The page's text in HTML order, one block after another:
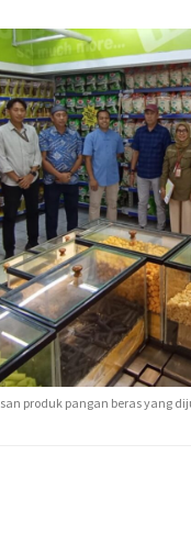
produk pangan beras yang